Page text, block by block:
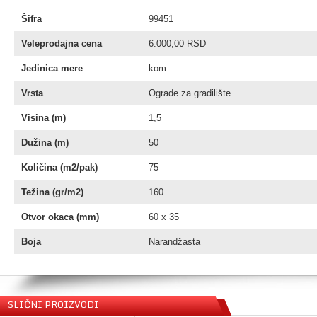
Šifra 99451
Veleprodajna cena 6.000,00 RSD
Jedinica mere kom
Vrsta Ograde za gradilište
Visina (m) 1,5
Dužina (m) 50
Količina (m2/pak) 75
Težina (gr/m2) 160
Otvor okaca (mm) 60 x 35
Boja Narandžasta
SLIČNI PROIZVODI